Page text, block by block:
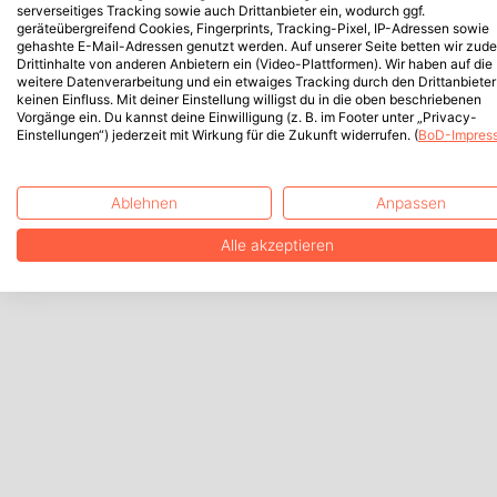
serverseitiges Tracking sowie auch Drittanbieter ein, wodurch ggf.
geräteübergreifend Cookies, Fingerprints, Tracking-Pixel, IP-Adressen sowie
gehashte E-Mail-Adressen genutzt werden. Auf unserer Seite betten wir
Drittinhalte von anderen Anbietern ein (Video-Plattformen). Wir haben auf die
weitere Datenverarbeitung und ein etwaiges Tracking durch den Drittanbieter
keinen Einfluss. Mit deiner Einstellung willigst du in die oben beschriebenen
Vorgänge ein. Du kannst deine Einwilligung (z. B. im Footer unter „Privacy-
Einstellungen“) jederzeit mit Wirkung für die Zukunft widerrufen. (BoD-
Ablehnen Anpassen
Alle akzeptieren